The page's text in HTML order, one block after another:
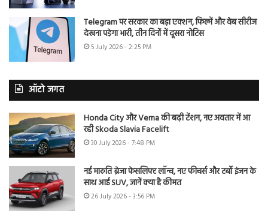
Telegram पर सरकार का बड़ा एक्शन, फिल्में और वेब सीरीज
देखना पड़ेगा भारी, तीन दिनों में दूसरा नोटिस
5 July 2026 - 2:25 PM
ऑटो जगत
Honda City और Verna की बढ़ी टेंशन, नए अवतार में आ
रही Skoda Slavia Facelift
30 July 2026 - 7:48 PM
नई मारुति ब्रेजा फेसलिफ्ट लॉन्च, नए फीचर्स और टर्बो इंजन के
साथ आई SUV, जानें क्या है कीमत
26 July 2026 - 3:56 PM